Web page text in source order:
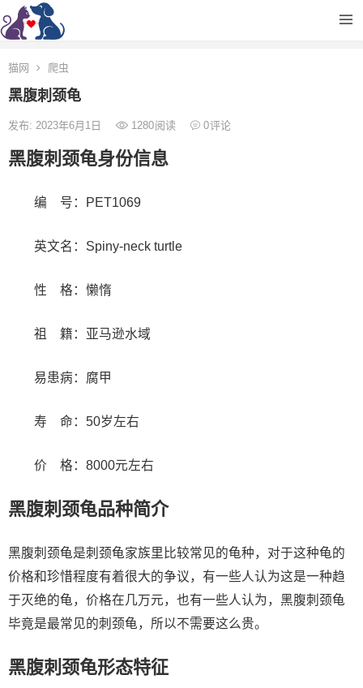
猫网 爬虫
黑腹刺颈龟
发布: 2023年6月1日 1280阅读 0评论
黑腹刺颈龟身份信息
编 号：PET1069
英文名：Spiny-neck turtle
性 格：懒惰
祖 籍：亚马逊水域
易患病：腐甲
寿 命：50岁左右
价 格：8000元左右
黑腹刺颈龟品种简介
黑腹刺颈龟是刺颈龟家族里比较常见的龟种，对于这种龟的
价格和珍惜程度有着很大的争议，有一些人认为这是一种趋
于灭绝的龟，价格在几万元，也有一些人认为，黑腹刺颈龟
毕竟是最常见的刺颈龟，所以不需要这么贵。
黑腹刺颈龟形态特征